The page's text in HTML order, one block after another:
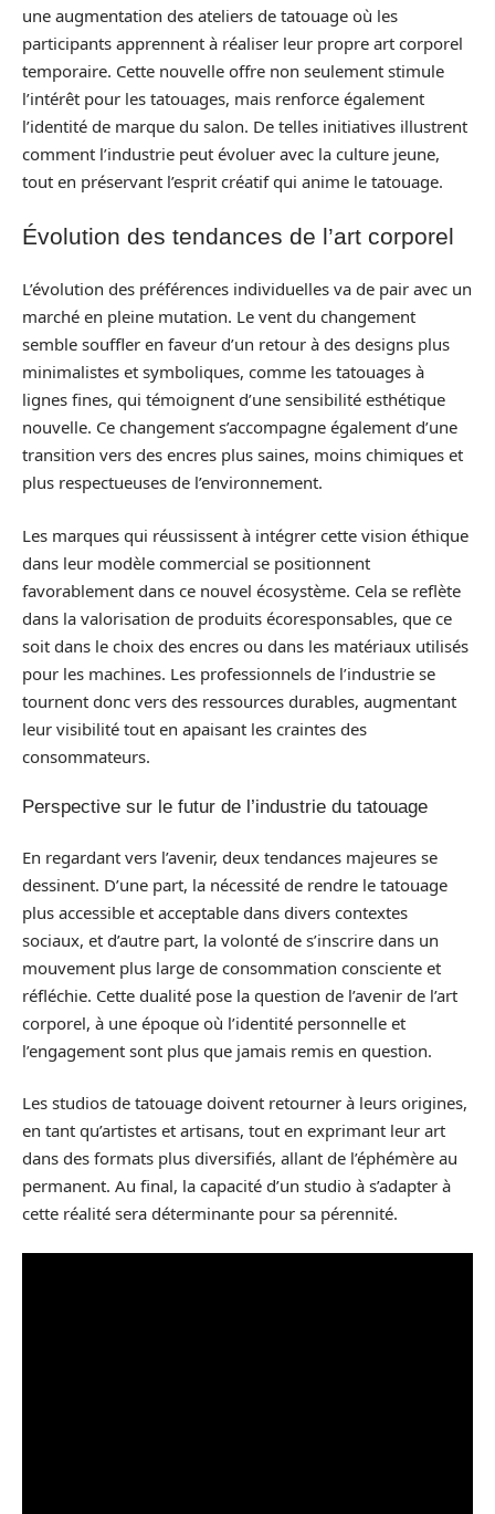
une augmentation des ateliers de tatouage où les
participants apprennent à réaliser leur propre art corporel
temporaire. Cette nouvelle offre non seulement stimule
l’intérêt pour les tatouages, mais renforce également
l’identité de marque du salon. De telles initiatives illustrent
comment l’industrie peut évoluer avec la culture jeune,
tout en préservant l’esprit créatif qui anime le tatouage.
Évolution des tendances de l’art corporel
L’évolution des préférences individuelles va de pair avec un
marché en pleine mutation. Le vent du changement
semble souffler en faveur d’un retour à des designs plus
minimalistes et symboliques, comme les tatouages à
lignes fines, qui témoignent d’une sensibilité esthétique
nouvelle. Ce changement s’accompagne également d’une
transition vers des encres plus saines, moins chimiques et
plus respectueuses de l’environnement.
Les marques qui réussissent à intégrer cette vision éthique
dans leur modèle commercial se positionnent
favorablement dans ce nouvel écosystème. Cela se reflète
dans la valorisation de produits écoresponsables, que ce
soit dans le choix des encres ou dans les matériaux utilisés
pour les machines. Les professionnels de l’industrie se
tournent donc vers des ressources durables, augmentant
leur visibilité tout en apaisant les craintes des
consommateurs.
Perspective sur le futur de l’industrie du tatouage
En regardant vers l’avenir, deux tendances majeures se
dessinent. D’une part, la nécessité de rendre le tatouage
plus accessible et acceptable dans divers contextes
sociaux, et d’autre part, la volonté de s’inscrire dans un
mouvement plus large de consommation consciente et
réfléchie. Cette dualité pose la question de l’avenir de l’art
corporel, à une époque où l’identité personnelle et
l’engagement sont plus que jamais remis en question.
Les studios de tatouage doivent retourner à leurs origines,
en tant qu’artistes et artisans, tout en exprimant leur art
dans des formats plus diversifiés, allant de l’éphémère au
permanent. Au final, la capacité d’un studio à s’adapter à
cette réalité sera déterminante pour sa pérennité.